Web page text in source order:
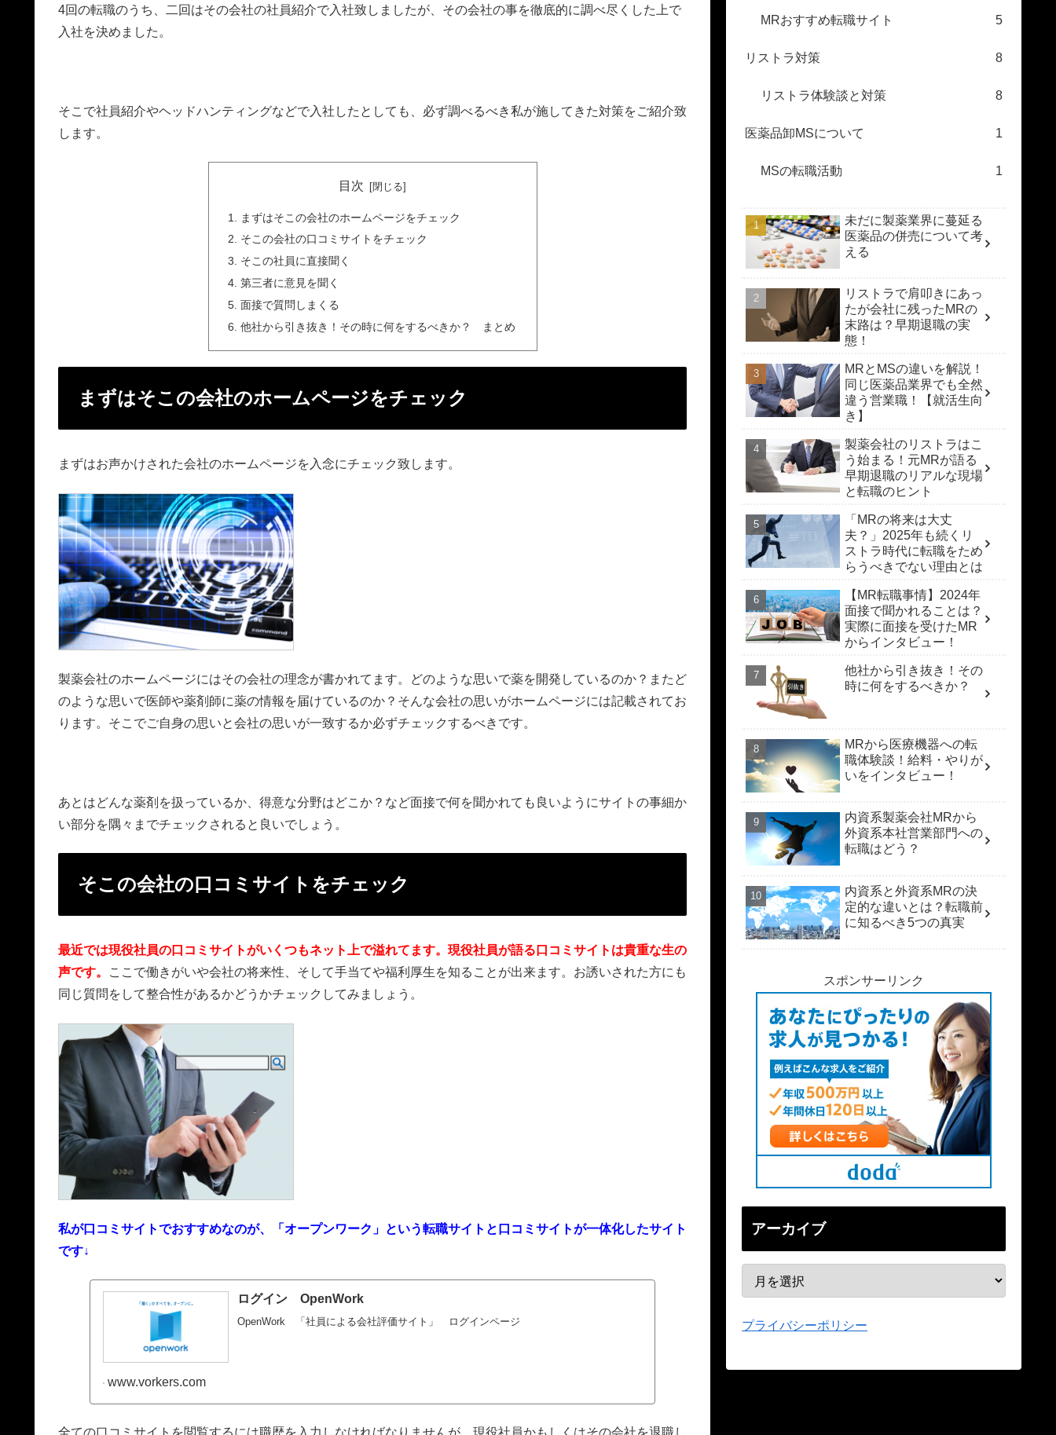
4回の転職のうち、二回はその会社の社員紹介で入社致しましたが、その会社の事を徹底的に調べ尽くした上で
入社を決めました。
そこで社員紹介やヘッドハンティングなどで入社したとしても、必ず調べるべき私が施してきた対策をご紹介致
します。
目次
まずはそこの会社のホームページをチェック
そこの会社の口コミサイトをチェック
そこの社員に直接聞く
第三者に意見を聞く
面接で質問しまくる
他社から引き抜き！その時に何をするべきか？ まとめ
まずはそこの会社のホームページをチェック
まずはお声かけされた会社のホームページを入念にチェック致します。
製薬会社のホームページにはその会社の理念が書かれてます。どのような思いで薬を開発しているのか？またど
のような思いで医師や薬剤師に薬の情報を届けているのか？そんな会社の思いがホームページには記載されてお
ります。そこでご自身の思いと会社の思いが一致するか必ずチェックするべきです。
あとはどんな薬剤を扱っているか、得意な分野はどこか？など面接で何を聞かれても良いようにサイトの事細か
い部分を隅々までチェックされると良いでしょう。
そこの会社の口コミサイトをチェック
最近では現役社員の口コミサイトがいくつもネット上で溢れてます。現役社員が語る口コミサイトは貴重な生の
声です。
ここで働きがいや会社の将来性、そして手当てや福利厚生を知ることが出来ます。お誘いされた方にも
同じ質問をして整合性があるかどうかチェックしてみましょう。
私が口コミサイトでおすすめなのが、「オープンワーク」という転職サイトと口コミサイトが一体化したサイト
です↓
ログイン OpenWork
OpenWork 「社員による会社評価サイト」 ログインページ
www.vorkers.com
MRおすすめ転職サイト 5
リストラ対策 8
リストラ体験談と対策 8
医薬品卸MSについて 1
MSの転職活動 1
未だに製薬業界に蔓延る
医薬品の併売について考
える
リストラで肩叩きにあっ
たが会社に残ったMRの
末路は？早期退職の実
態！
MRとMSの違いを解説！
同じ医薬品業界でも全然
違う営業職！【就活生向
き】
製薬会社のリストラはこ
う始まる！元MRが語る
早期退職のリアルな現場
と転職のヒント
「MRの将来は大丈
夫？」2025年も続くリ
ストラ時代に転職をため
らうべきでない理由とは
【MR転職事情】2024年
面接で聞かれることは？
実際に面接を受けたMR
からインタビュー！
他社から引き抜き！その
時に何をするべきか？
MRから医療機器への転
職体験談！給料・やりが
いをインタビュー！
内資系製薬会社MRから
外資系本社営業部門への
転職はどう？
内資系と外資系MRの決
定的な違いとは？転職前
に知るべき5つの真実
スポンサーリンク
アーカイブ
プライバシーポリシー